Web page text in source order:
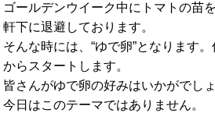
ゴールデンウイーク中にトマトの苗
軒下に退避しております。
そんな時には、“ゆで卵”となります。
からスタートします。
皆さんがゆで卵の好みはいかがでし
今日はこのテーマではありません。